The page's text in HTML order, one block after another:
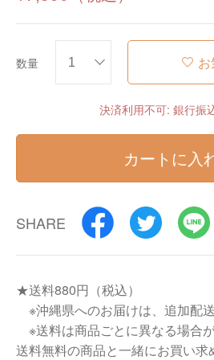
数量
決済利用不可: 銀行振
カートに入
SHARE
★送料880円（税込）
※沖縄県へのお届けは、追加配
※送料は商品ごとに異なる場合が
送料無料の商品と一緒にお買い求